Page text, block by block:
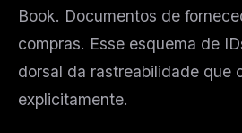
Book. Documentos de
compras. Esse esquema de
dorsal da rastreabilidade que
explicitamente.